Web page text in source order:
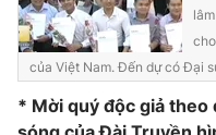
Video
VTV Money
của Việt Nam. Đến dự có Đại
* Mời quý độc giả